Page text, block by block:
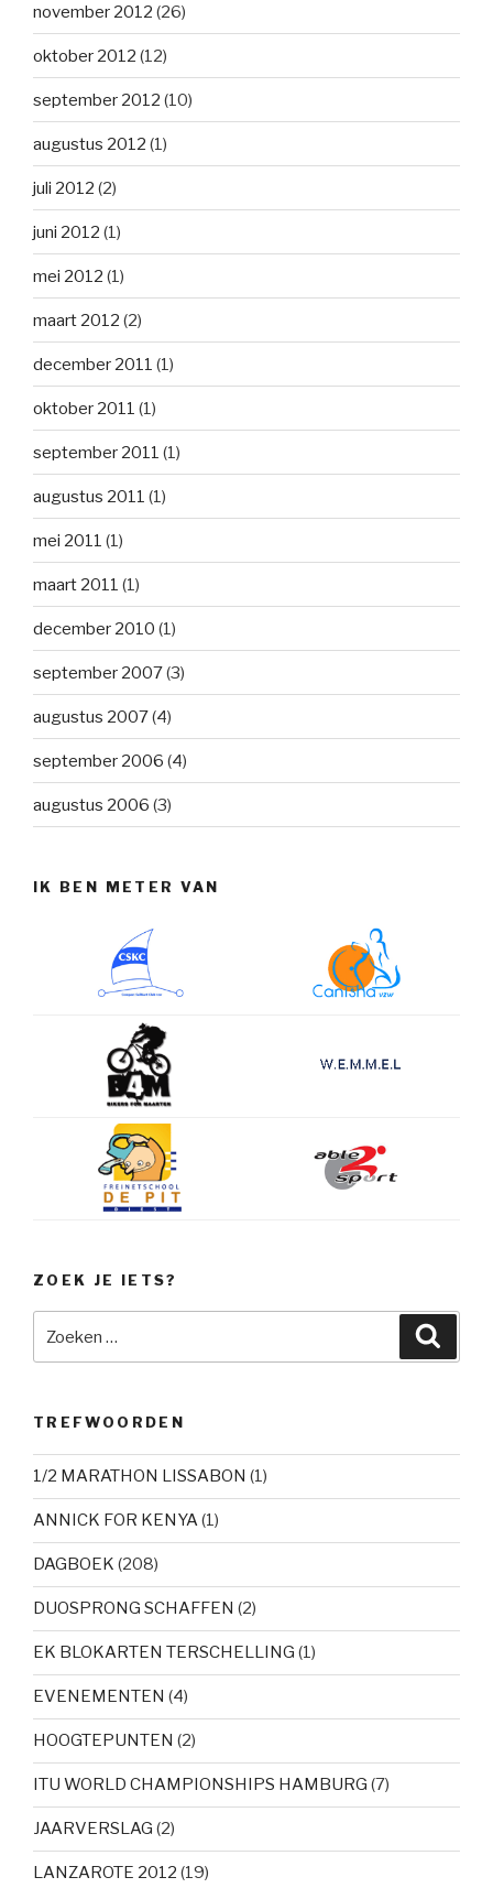
november 2012 (26)
oktober 2012 (12)
september 2012 (10)
augustus 2012 (1)
juli 2012 (2)
juni 2012 (1)
mei 2012 (1)
maart 2012 (2)
december 2011 (1)
oktober 2011 (1)
september 2011 (1)
augustus 2011 (1)
mei 2011 (1)
maart 2011 (1)
december 2010 (1)
september 2007(3)
augustus 2007(4)
september 2006 (4)
augustus 2006 (3)
IK BEN METER VAN
ZOEK JE IETS?
TREFWOORDEN
1/2 MARATHON LISSABON (1)
ANNICK FOR KENYA(1)
DAGBOEK (208)
DUOSPRONG SCHAFFEN (2)
EK BLOKARTEN TERSCHELLING (1)
EVENEMENTEN (4)
HOOGTEPUNTEN (2)
ITU WORLD CHAMPIONSHIPS HAMBURG (7)
JAARVERSLAG (2)
LANZAROTE 2012 (19)